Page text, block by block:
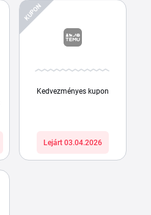
KUPON
Kedvezményes kupon
Lejárt 03.04.2026